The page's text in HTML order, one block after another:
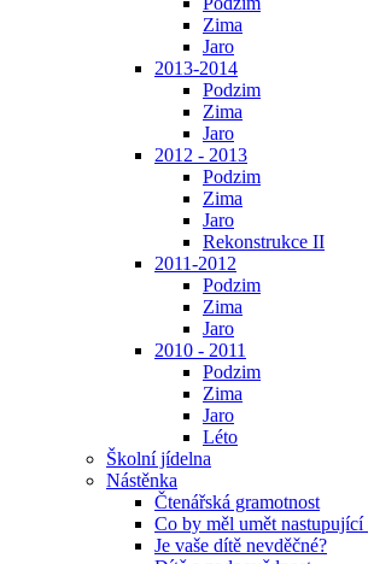
Zima
Jaro
2013-2014
Podzim
Zima
Jaro
2012 - 2013
Podzim
Zima
Jaro
Rekonstrukce II
2011-2012
Podzim
Zima
Jaro
2010 - 2011
Podzim
Zima
Jaro
Léto
Školní jídelna
Nástěnka
Čtenářská gramotnost
Co by měl umět nastupující
Je vaše dítě nevděčné?